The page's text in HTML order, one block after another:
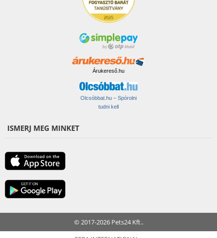
Árukereső.hu
Olcsóbbat.hu – Spórolni
tudni kell
ISMERJ MEG MINKET
© 2017-2026 Pets24 Kft..